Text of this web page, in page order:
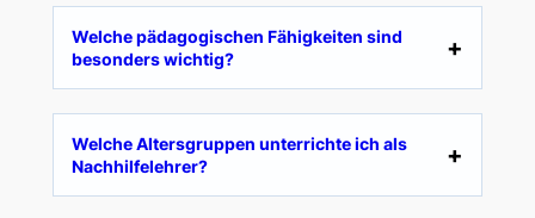
Welche pädagogischen Fähigkeiten sind
besonders wichtig?
Welche Altersgruppen unterrichte ich als
Nachhilfelehrer?